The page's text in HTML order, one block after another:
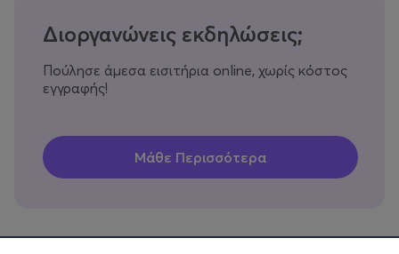
Διοργανώνεις εκδηλώσεις;
Πούλησε άμεσα εισιτήρια online, χωρίς κόστος
εγγραφής!